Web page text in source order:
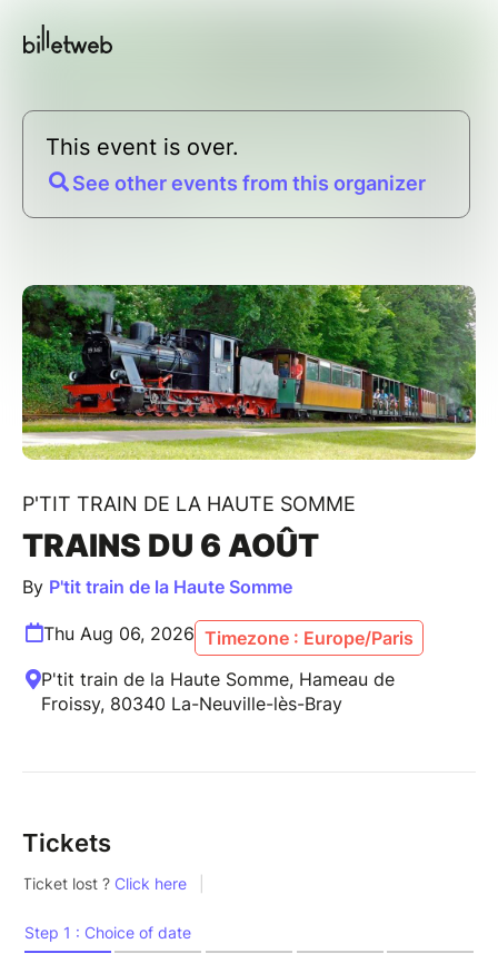
This event is over.
See other events from this organizer
P'TIT TRAIN DE LA HAUTE SOMME
TRAINS DU 6 AOÛT
By P'tit train de la Haute Somme
Thu Aug 06, 2026 Timezone : Europe/Paris
P'tit train de la Haute Somme, Hameau de
Froissy, 80340 La-Neuville-lès-Bray
Tickets